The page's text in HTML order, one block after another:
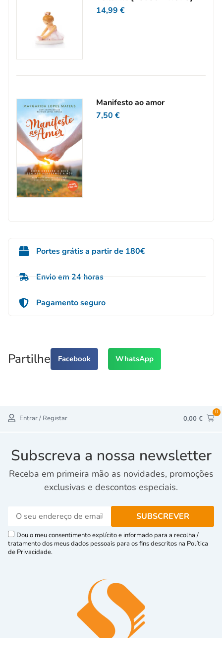
14,99 €
Manifesto ao amor
7,50 €
Portes grátis a partir de 180€
Envio em 24 horas
Pagamento seguro
Partilhe Facebook WhatsApp
Entrar / Registar 0,00 €
0
Subscreva a nossa newsletter
Receba em primeira mão as novidades, promoções
exclusivas e descontos especiais.
Dou o meu consentimento explícito e informado para a recolha /
tratamento dos meus dados pessoais para os fins descritos na Política
de Privacidade.